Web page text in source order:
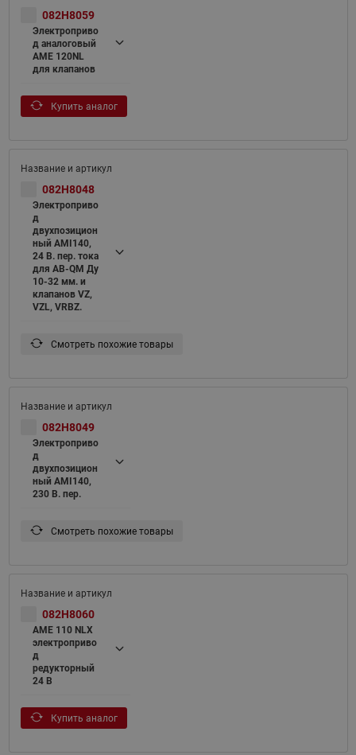
082H8059
Электроприво
д аналоговый
AME 120NL
для клапанов
Купить аналог
082H8048
Электроприво
д
двухпозицион
ный AMI140,
24 В. пер. тока
для AB-QM Ду
10-32 мм. и
клапанов VZ,
VZL, VRBZ.
Смотреть похожие товары
082H8049
Электроприво
д
двухпозицион
ный AMI140,
230 В. пер.
Смотреть похожие товары
082H8060
AME 110 NLX
электроприво
д
редукторный
24 В
Купить аналог